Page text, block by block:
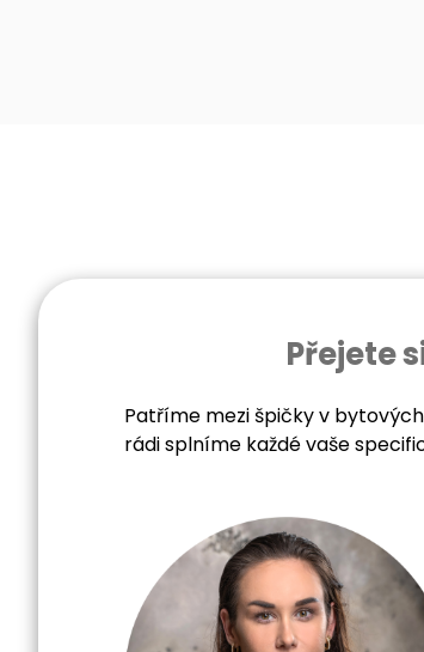
Přejete
Patříme mezi špičky v
rádi splníme každé vaše